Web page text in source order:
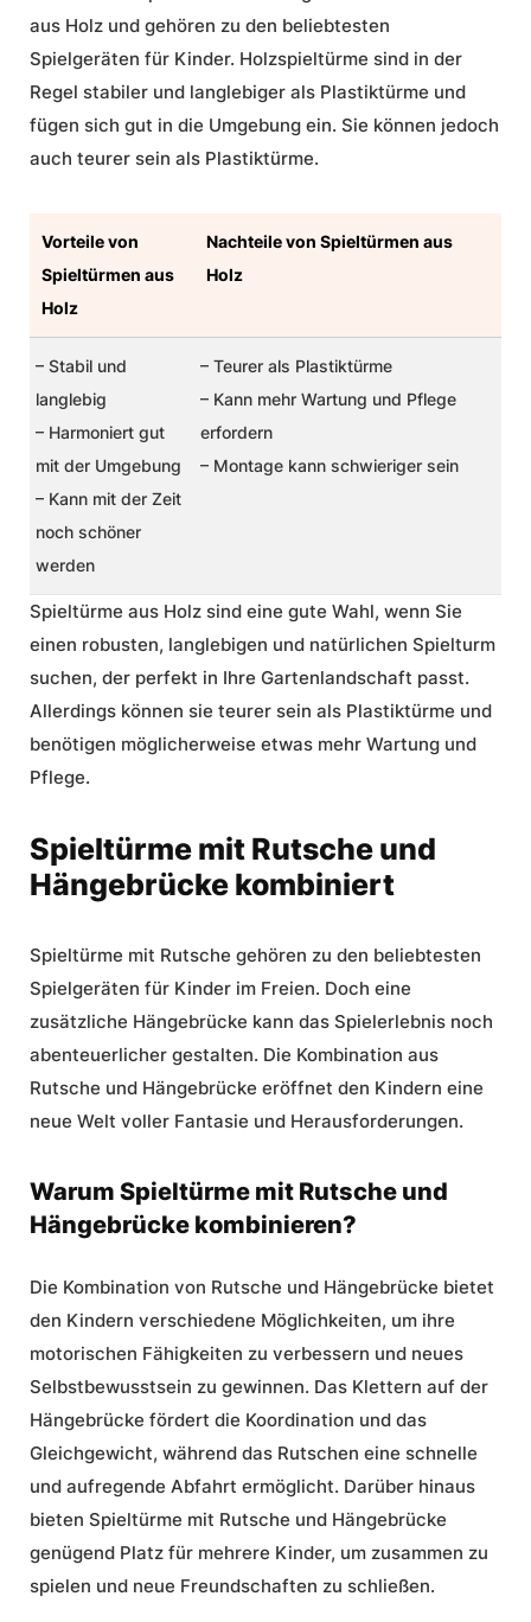
aus Holz und gehören zu den beliebtesten
Spielgeräten für Kinder. Holzspieltürme sind in der
Regel stabiler und langlebiger als Plastiktürme und
fügen sich gut in die Umgebung ein. Sie können jedoch
auch teurer sein als Plastiktürme.
Vorteile von
Spieltürmen aus
Holz
Nachteile von Spieltürmen aus
Holz
– Stabil und
langlebig
– Harmoniert gut
mit der Umgebung
– Kann mit der Zeit
noch schöner
werden
– Teurer als Plastiktürme
– Kann mehr Wartung und Pflege
erfordern
– Montage kann schwieriger sein
Spieltürme aus Holz sind eine gute Wahl, wenn Sie
einen robusten, langlebigen und natürlichen Spielturm
suchen, der perfekt in Ihre Gartenlandschaft passt.
Allerdings können sie teurer sein als Plastiktürme und
benötigen möglicherweise etwas mehr Wartung und
Pflege.
Spieltürme mit Rutsche und
Hängebrücke kombiniert
Spieltürme mit Rutsche gehören zu den beliebtesten
Spielgeräten für Kinder im Freien. Doch eine
zusätzliche Hängebrücke kann das Spielerlebnis noch
abenteuerlicher gestalten. Die Kombination aus
Rutsche und Hängebrücke eröffnet den Kindern eine
neue Welt voller Fantasie und Herausforderungen.
Warum Spieltürme mit Rutsche und
Hängebrücke kombinieren?
Die Kombination von Rutsche und Hängebrücke bietet
den Kindern verschiedene Möglichkeiten, um ihre
motorischen Fähigkeiten zu verbessern und neues
Selbstbewusstsein zu gewinnen. Das Klettern auf der
Hängebrücke fördert die Koordination und das
Gleichgewicht, während das Rutschen eine schnelle
und aufregende Abfahrt ermöglicht. Darüber hinaus
bieten Spieltürme mit Rutsche und Hängebrücke
genügend Platz für mehrere Kinder, um zusammen zu
spielen und neue Freundschaften zu schließen.